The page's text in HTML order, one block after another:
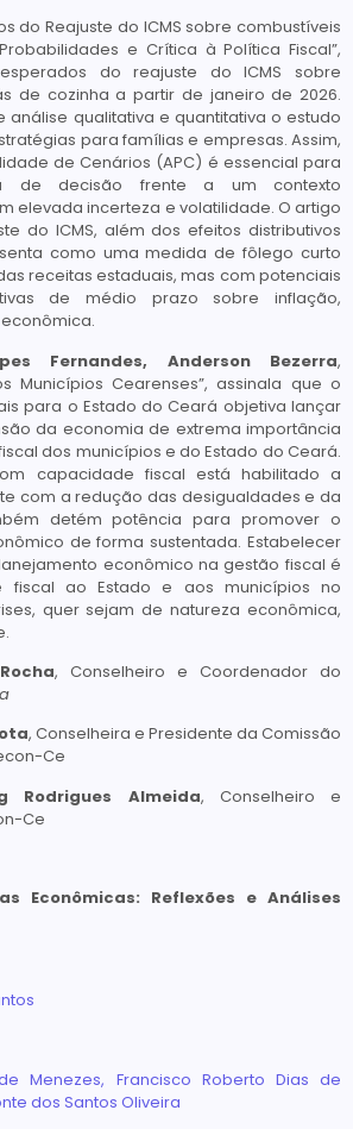
do Reajuste do ICMS sobre combustíveis
e Crítica à Política Fiscal”,
do reajuste do ICMS sobre
de cozinha a partir de janeiro de 2026.
análise qualitativa e quantitativa o estudo
para famílias e empresas. Assim,
de Cenários (APC) é essencial para
de decisão frente a um contexto
elevada incerteza e volatilidade. O artigo
do ICMS, além dos efeitos distributivos
como uma medida de fôlego curto
receitas estaduais, mas com potenciais
de médio prazo sobre inflação,
Fernandes, Anderson Bezerra,
Municípios Cearenses”, assinala que o
para o Estado do Ceará objetiva lançar
da economia de extrema importância
dos municípios e do Estado do Ceará.
capacidade fiscal está habilitado a
com a redução das desigualdades e da
detém potência para promover o
de forma sustentada. Estabelecer
econômico na gestão fiscal é
fiscal ao Estado e aos municípios no
quer sejam de natureza econômica,
, Conselheiro e Coordenador do
, Conselheira e Presidente da Comissão
Ce
Rodrigues Almeida, Conselheiro e
Ce
Econômicas: Reflexões e Análises
Menezes, Francisco Roberto Dias de
dos Santos Oliveira